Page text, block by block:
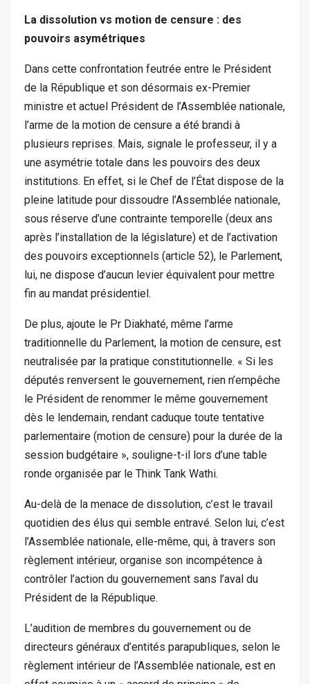
La dissolution vs motion de censure : des
pouvoirs asymétriques
Dans cette confrontation feutrée entre le Président
de la République et son désormais ex-Premier
ministre et actuel Président de l’Assemblée nationale,
l’arme de la motion de censure a été brandi à
plusieurs reprises. Mais, signale le professeur, il y a
une asymétrie totale dans les pouvoirs des deux
institutions. En effet, si le Chef de l’État dispose de la
pleine latitude pour dissoudre l’Assemblée nationale,
sous réserve d’une contrainte temporelle (deux ans
après l’installation de la législature) et de l’activation
des pouvoirs exceptionnels (article 52), le Parlement,
lui, ne dispose d’aucun levier équivalent pour mettre
fin au mandat présidentiel.
De plus, ajoute le Pr Diakhaté, même l’arme
traditionnelle du Parlement, la motion de censure, est
neutralisée par la pratique constitutionnelle. « Si les
députés renversent le gouvernement, rien n’empêche
le Président de renommer le même gouvernement
dès le lendemain, rendant caduque toute tentative
parlementaire (motion de censure) pour la durée de la
session budgétaire », souligne-t-il lors d’une table
ronde organisée par le Think Tank Wathi.
Au-delà de la menace de dissolution, c’est le travail
quotidien des élus qui semble entravé. Selon lui, c’est
l’Assemblée nationale, elle-même, qui, à travers son
règlement intérieur, organise son incompétence à
contrôler l’action du gouvernement sans l’aval du
Président de la République.
L’audition de membres du gouvernement ou de
directeurs généraux d’entités parapubliques, selon le
règlement intérieur de l’Assemblée nationale, est en